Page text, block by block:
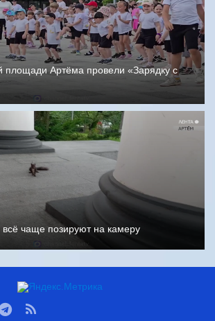
площади Артёма провели «Зарядку с
чаще позируют на камеру